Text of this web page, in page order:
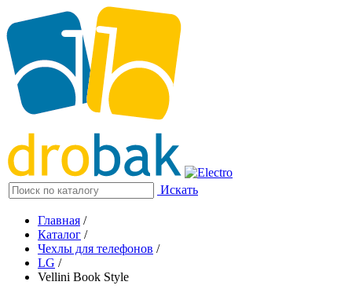
Искать
Главная /
Каталог /
Чехлы для телефонов /
LG /
Vellini Book Style